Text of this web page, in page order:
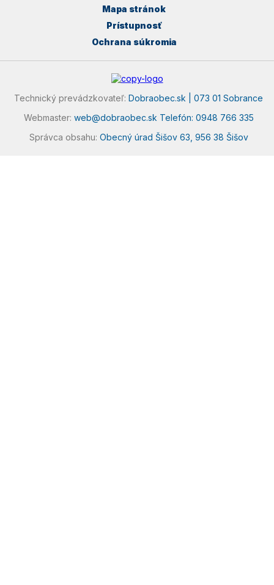
Mapa stránok
Prístupnosť
Ochrana súkromia
Technický prevádzkovateľ: Dobraobec.sk | 073 01 Sobrance
Webmaster: web@dobraobec.sk Telefón: 0948 766 335
Správca obsahu: Obecný úrad Šišov 63, 956 38 Šišov